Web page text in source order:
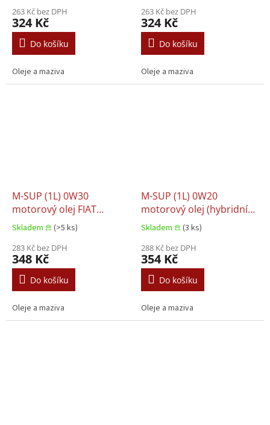
263 Kč bez DPH
324 Kč
Do košíku
Oleje a maziva
263 Kč bez DPH
324 Kč
Do košíku
Oleje a maziva
M-SUP (1L) 0W30
motorový olej FIAT
9.55535 GS1 PSA B71
2302 PSA B71 2312
Skladem 𖠿 (>5 ks)
283 Kč bez DPH
348 Kč
Do košíku
Oleje a maziva
M-SUP (1L) 0W20
motorový olej (hybridní
vozidla) FIAT 9.55535 DM1
FIAT 9.55535 DSX PSA B71
2010
Skladem 𖠿 (3 ks)
288 Kč bez DPH
354 Kč
Do košíku
Oleje a maziva